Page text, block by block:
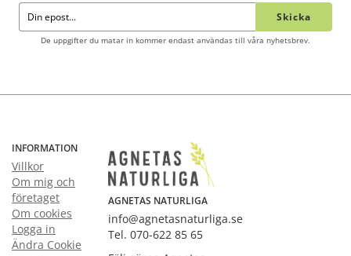
Skicka
De uppgifter du matar in kommer endast användas till våra nyhetsbrev.
INFORMATION
Villkor
Om mig och
företaget
Om cookies
Logga in
Ändra Cookie
AGNETAS NATURLIGA
info@agnetasnaturliga.se
Tel. 070-622 85 65